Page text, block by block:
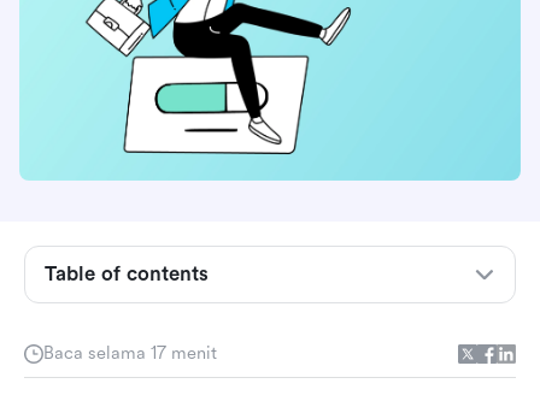
Baca selama 17 menit
Table of contents
Apa itu sistem manajemen cuti?
cuti
Bagaimana sistem manajemen cuti bekerja?
Manfaat sistem manajemen cuti